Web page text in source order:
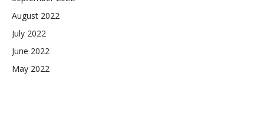
August 2022
July 2022
June 2022
May 2022